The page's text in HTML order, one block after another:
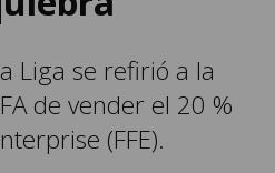
Liga se refirió a la
de vender el 20 %
(FFE).